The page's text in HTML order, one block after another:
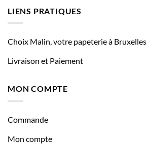
LIENS PRATIQUES
Choix Malin, votre papeterie à Bruxelles
Livraison et Paiement
MON COMPTE
Commande
Mon compte